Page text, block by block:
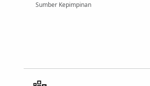
Sumber Kepimpinan